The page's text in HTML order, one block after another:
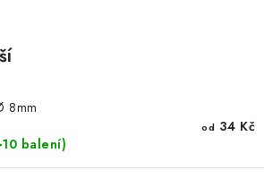
8mm
balení)
od 34 Kč